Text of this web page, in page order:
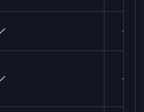
✓
✓